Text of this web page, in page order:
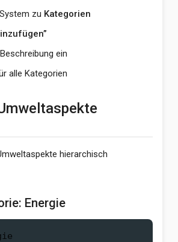
zu Kategorien
ein
alle Kategorien
hierarchisch
Energie